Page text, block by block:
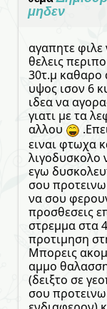
μηδεν
αγαπητε φιλε
θελεις
30τ.μ καθαρο
υψος ισον 6
ιδεα να
γιατι με τα
αλλου
ειναι φτωχα
λιγοδυσκολο
εγω
σου προτεινω
να σου
προσθεσεις
στρεμμα στα
προτιμηση
Μπορεις
αμμο
(δειξτο σε
σου